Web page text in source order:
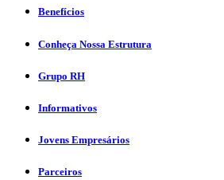
Benefícios
Conheça Nossa Estrutura
Grupo RH
Informativos
Jovens Empresários
Parceiros